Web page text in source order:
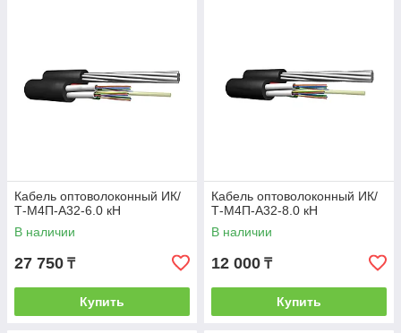
Кабель оптоволоконный ИК/
Т-М4П-А32-6.0 кН
В наличии
27 750 ₸
Купить
Кабель оптоволоконный ИК/
Т-М4П-А32-8.0 кН
В наличии
12 000 ₸
Купить